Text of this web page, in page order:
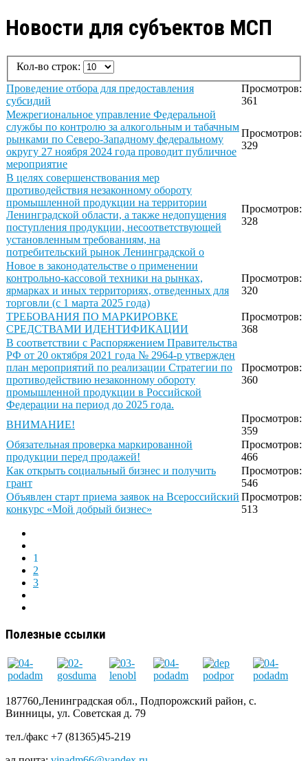
Новости для субъектов МСП
Кол-во строк:
Проведение отбора для предоставления
субсидий
Просмотров:
361
Межрегиональное управление Федеральной
службы по контролю за алкогольным и табачным
рынками по Северо-Западному федеральному
округу 27 ноября 2024 года проводит публичное
мероприятие
Просмотров:
329
В целях совершенствования мер
противодействия незаконному обороту
промышленной продукции на территории
Ленинградской области, а также недопущения
поступления продукции, несоответствующей
установленным требованиям, на
потребительский рынок Ленинградской о
Просмотров:
328
Новое в законодательстве о применении
контрольно-кассовой техники на рынках,
ярмарках и иных территориях, отведенных для
торговли (с 1 марта 2025 года)
Просмотров:
320
ТРЕБОВАНИЯ ПО МАРКИРОВКЕ
СРЕДСТВАМИ ИДЕНТИФИКАЦИИ
Просмотров:
368
В соответствии с Распоряжением Правительства
РФ от 20 октября 2021 года № 2964-р утвержден
план мероприятий по реализации Стратегии по
противодействию незаконному обороту
промышленной продукции в Российской
Федерации на период до 2025 года.
Просмотров:
360
ВНИМАНИЕ!
Просмотров:
359
Обязательная проверка маркированной
продукции перед продажей!
Просмотров:
466
Как открыть социальный бизнес и получить
грант
Просмотров:
546
Объявлен старт приема заявок на Всероссийский
конкурс «Мой добрый бизнес»
Просмотров:
513
1
2
3
Полезные ссылки
187760,Ленинградская обл., Подпорожский район, с.
Винницы, ул. Советская д. 79
тел./факс +7 (81365)45-219